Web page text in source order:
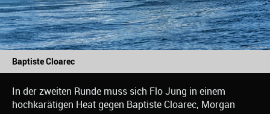
Baptiste Cloarec
In der zweiten Runde muss sich Flo Jung in einem
hochkarätigen Heat gegen Baptiste Cloarec, Morgan